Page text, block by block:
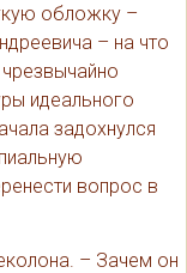
обложку –
– на что
идеального
задохнулся
вопрос в
– Зачем он